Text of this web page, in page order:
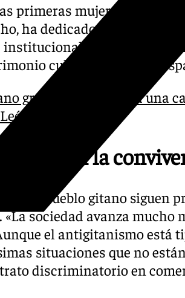
primeras mujeres gitanas
ha dedicado todo el año
institucionales que
cultural andaluz y
granadino le dedica una
te queremos»
en la
el pueblo gitano siguen
«La sociedad avanza mucho
el antigitanismo está
situaciones que no
trato discriminatorio en